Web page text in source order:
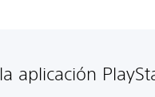
aplicación